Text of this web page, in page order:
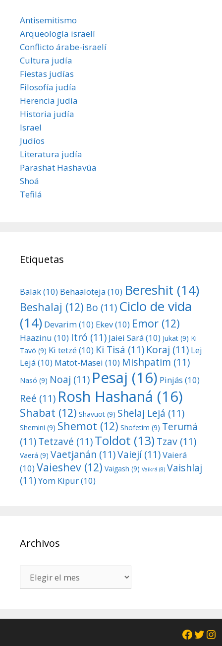
Antisemitismo
Arqueología israelí
Conflicto árabe-israelí
Cultura judía
Fiestas judías
Filosofía judía
Herencia judía
Historia judía
Israel
Judíos
Literatura judía
Parashat Hashavúa
Shoá
Tefilá
Etiquetas
Balak(10) Behaaloteja(10) Bereshit (14)
Beshalaj (12) Bo (11) Ciclo de vida
(14) Devarim(10) Ekev(10) Emor (12)
Haazinu (10) Itró (11) Jaiei Sará(10) Jukat (9) Ki
Tavó (9) Ki tetzé(10) Ki Tisá (11) Koraj (11) Lej
Lejá(10) Matot-Masei (10) Mishpatim (11)
Nasó (9) Noaj (11) Pesaj (16) Pinjás (10)
Reé (11) Rosh Hashaná (16)
Shabat (12) Shavuot (9) Shelaj Lejá (11)
Shemini (9) Shemot (12) Shofetím (9) Terumá
(11)Tetzavé (11)Toldot (13) Tzav (11)
Vaerá (9) Vaetjanán (11)Vaiejí(11)Vaierá
(10) Vaieshev (12) Vaigash (9) Vaikrá (8) Vaishlaj
(11)Yom Kipur(10)
Archivos